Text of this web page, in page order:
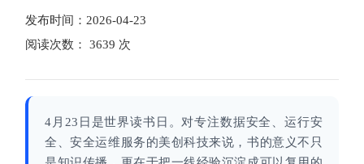
发布时间：2026-04-23
阅读次数： 3639 次
4月23日是世界读书日。对专注数据安全、运行安
全、安全运维服务的美创科技来说，书的意义不只